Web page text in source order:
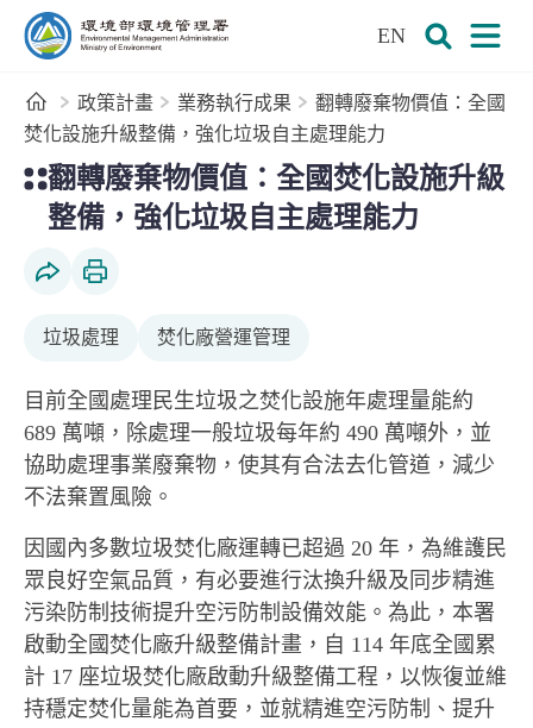
跳到主要內容區塊
EN
首頁政策計畫 業務執行成果
翻轉廢棄物價值：全國
焚化設施升級整備，強化垃圾自主處理能力
翻轉廢棄物價值：全國焚化設施升級
整備，強化垃圾自主處理能力
垃圾處理 焚化廠營運管理
目前全國處理民生垃圾之焚化設施年處理量能約
689 萬噸，除處理一般垃圾每年約 490 萬噸外，並
協助處理事業廢棄物，使其有合法去化管道，減少
不法棄置風險。
因國內多數垃圾焚化廠運轉已超過 20 年，為維護民
眾良好空氣品質，有必要進行汰換升級及同步精進
污染防制技術提升空污防制設備效能。為此，本署
啟動全國焚化廠升級整備計畫，自 114 年底全國累
計 17 座垃圾焚化廠啟動升級整備工程，以恢復並維
持穩定焚化量能為首要，並就精進空污防制、提升